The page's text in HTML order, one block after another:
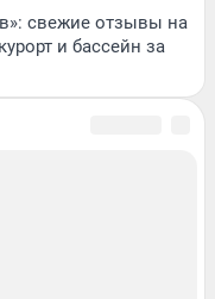
свежие отзывы на
и бассейн за